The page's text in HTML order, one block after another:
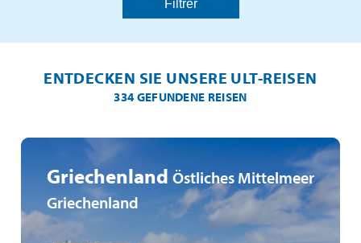
ENTDECKEN SIE UNSERE ULT-REISEN
334 GEFUNDENE REISEN
Griechenland Östliches Mittelmeer
Griechenland